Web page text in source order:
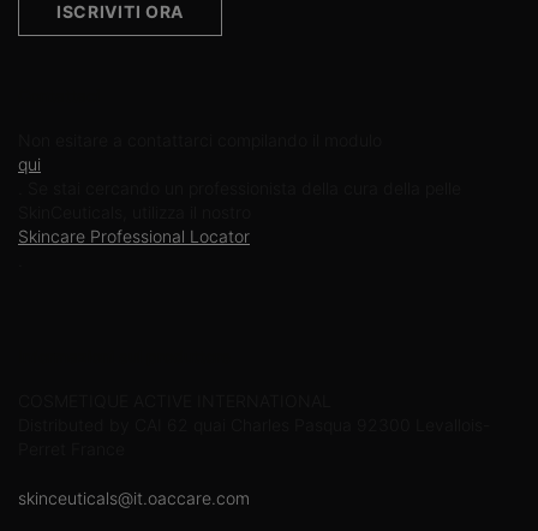
ISCRIVITI ORA
qui
Skincare Professional Locator
skinceuticals@it.oaccare.com